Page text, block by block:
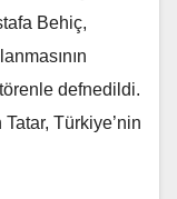
Behiç,
defnedildi.
Türkiye’nin